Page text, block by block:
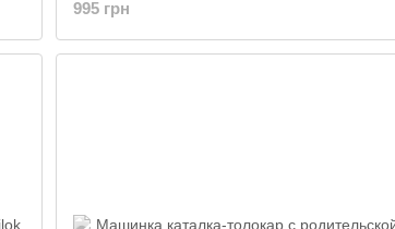
995 грн